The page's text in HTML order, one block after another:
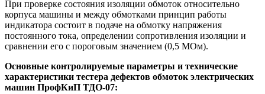
При проверке состояния изоляции обмоток относительно
корпуса машины и между обмотками принцип работы
индикатора состоит в подаче на обмотку напряжения
постоянного тока, определении сопротивления изоляции и
сравнении его с пороговым значением (0,5 МОм).
Основные контролируемые параметры и технические
характеристики тестера дефектов обмоток электрических
машин ПрофКиП ТДО-07: